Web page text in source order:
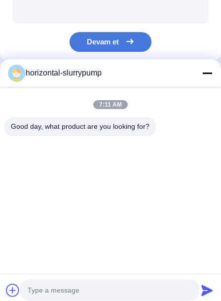
Devam et
Kategorilerimiz
horizontal-slurrypump
7:11 AM
Good day, what product are you looking for?